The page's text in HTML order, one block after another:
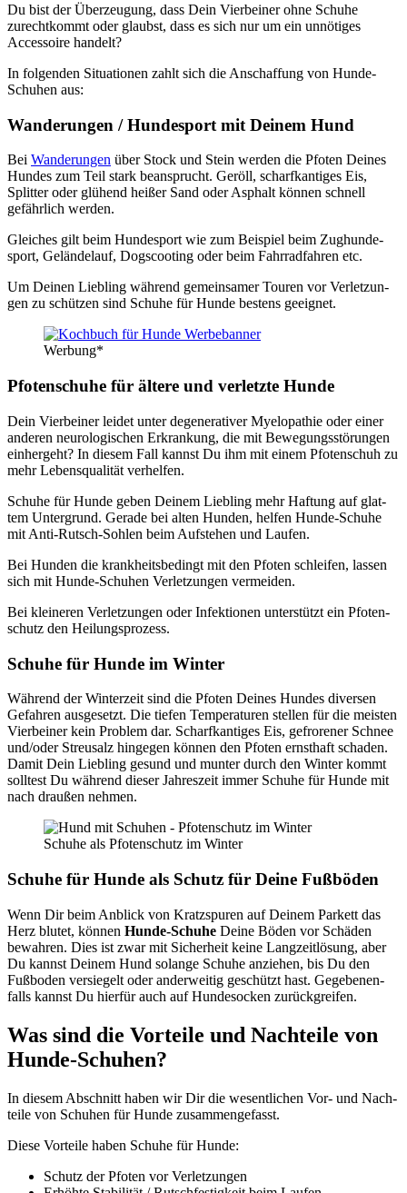
Du bist der Über­zeu­gung, dass Dein Vier­bei­ner ohne Schu­he
zurecht­kommt oder glaubst, dass es sich nur um ein unnö­ti­ges
Acces­soire han­delt?
In fol­gen­den Situa­tio­nen zahlt sich die Anschaf­fung von Hun­de-
Schu­hen aus:
Wan­de­run­gen / Hun­de­sport mit Dei­nem Hund
Bei Wan­de­run­gen über Stock und Stein wer­den die Pfo­ten Dei­nes
Hun­des zum Teil stark bean­sprucht. Geröll, scharf­kan­ti­ges Eis,
Split­ter oder glü­hend hei­ßer Sand oder Asphalt kön­nen schnell
gefähr­lich wer­den.
Glei­ches gilt beim Hun­de­sport wie zum Bei­spiel beim Zug­hun­de­
sport, Gelän­de­lauf, Dogscoo­ting oder beim Fahr­rad­fah­ren etc.
Um Dei­nen Lieb­ling wäh­rend gemein­sa­mer Tou­ren vor Ver­let­zun­
gen zu schüt­zen sind Schu­he für Hun­de bes­tens geeig­net.
Wer­bung*
Pfo­ten­schu­he für älte­re und ver­letz­te Hun­de
Dein Vier­bei­ner lei­det unter dege­ne­ra­ti­ver Mye­lo­pa­thie oder einer
ande­ren neu­ro­lo­gi­schen Erkran­kung, die mit Bewe­gungs­stö­run­gen
ein­her­geht? In die­sem Fall kannst Du ihm mit einem Pfo­ten­schuh zu
mehr Lebens­qua­li­tät ver­hel­fen.
Schu­he für Hun­de geben Dei­nem Lieb­ling mehr Haf­tung auf glat­
tem Unter­grund. Gera­de bei alten Hun­den, hel­fen Hun­de-Schu­he
mit Anti-Rutsch-Soh­len beim Auf­ste­hen und Lau­fen.
Bei Hun­den die krank­heits­be­dingt mit den Pfo­ten schlei­fen, las­sen
sich mit Hun­de-Schu­hen Ver­let­zun­gen ver­mei­den.
Bei klei­ne­ren Ver­let­zun­gen oder Infek­tio­nen unter­stützt ein Pfo­ten­
schutz den Hei­lungs­pro­zess.
Schu­he für Hun­de im Win­ter
Wäh­rend der Win­ter­zeit sind die Pfo­ten Dei­nes Hun­des diver­sen
Gefah­ren aus­ge­setzt. Die tie­fen Tem­pe­ra­tu­ren stel­len für die meis­ten
Vier­bei­ner kein Pro­blem dar. Scharf­kan­ti­ges Eis, gefro­re­ner Schnee
und/oder Streu­salz hin­ge­gen kön­nen den Pfo­ten ernst­haft scha­den.
Damit Dein Lieb­ling gesund und mun­ter durch den Win­ter kommt
soll­test Du wäh­rend die­ser Jah­res­zeit immer Schu­he für Hun­de mit
nach drau­ßen neh­men.
Schu­he als Pfo­ten­schutz im Win­ter
Schu­he für Hun­de als Schutz für Dei­ne Fuß­bö­den
Wenn Dir beim Anblick von Kratz­spu­ren auf Dei­nem Par­kett das
Herz blu­tet, kön­nen Hun­de-Schu­he Dei­ne Böden vor Schä­den
bewah­ren. Dies ist zwar mit Sicher­heit kei­ne Lang­zeit­lö­sung, aber
Du kannst Dei­nem Hund solan­ge Schu­he anzie­hen, bis Du den
Fuß­bo­den ver­sie­gelt oder ander­wei­tig geschützt hast. Gege­be­nen­
falls kannst Du hier­für auch auf Hun­de­so­cken zurück­grei­fen.
Was sind die Vor­tei­le und Nach­tei­le von
Hun­de-Schu­hen?
In die­sem Abschnitt haben wir Dir die wesent­li­chen Vor- und Nach­
tei­le von Schu­hen für Hun­de zusam­men­ge­fasst.
Die­se Vor­tei­le haben Schu­he für Hun­de:
Schutz der Pfo­ten vor Ver­let­zun­gen